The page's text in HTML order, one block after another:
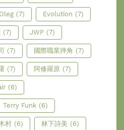
(7) Evolution (7)
(7) JWP (7)
(7) 國際職業摔角 (7)
(7) 阿修羅原 (7)
(6)
Terry Funk (6)
村 (6) 林下詩美 (6)